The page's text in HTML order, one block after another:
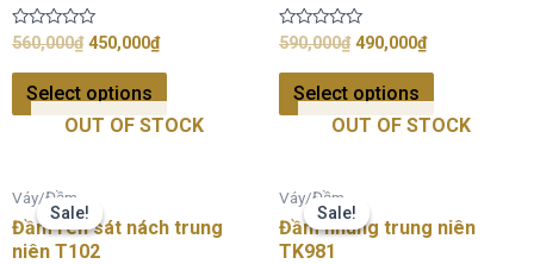
Rated
out
560,000₫ 450,000₫
Select options
Rated
out
590,000₫ 490,000₫
Select options
Sale!
OUT OF STOCK
Sale!
Váy/Đầm
Đầm ren sát nách trung
niên T102
Sale!
OUT OF STOCK
Sale!
Váy/Đầm
Đầm nhung trung niên
TK981